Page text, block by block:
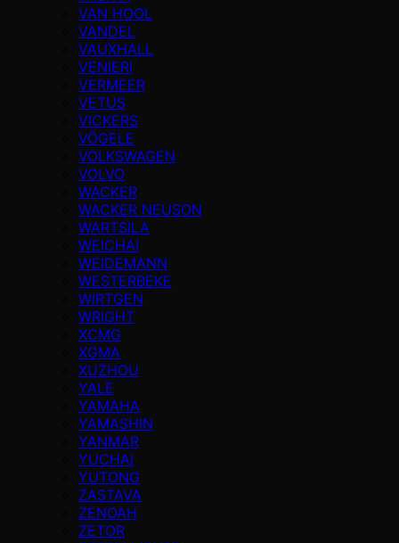
VAN HOOL
VANDEL
VAUXHALL
VENIERI
VERMEER
VETUS
VICKERS
VÖGELE
VOLKSWAGEN
VOLVO
WACKER
WACKER NEUSON
WARTSILA
WEICHAI
WEIDEMANN
WESTERBEKE
WIRTGEN
WRIGHT
XCMG
XGMA
XUZHOU
YALE
YAMAHA
YAMASHIN
YANMAR
YUCHAI
YUTONG
ZASTAVA
ZENOAH
ZETOR